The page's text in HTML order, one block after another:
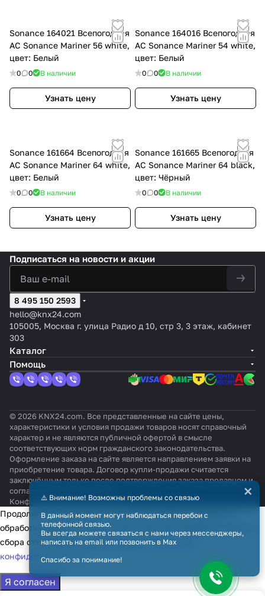
Sonance 164021 Всепогодная
АС Sonance Mariner 56 white,
цвет: Белый
0 0 В наличии
Узнать цену
Sonance 164016 Всепогодная
АС Sonance Mariner 54 white,
цвет: Белый
0 0 В наличии
Узнать цену
Sonance 161664 Всепогодная
АС Sonance Mariner 64 white,
цвет: Белый
0 0 В наличии
Узнать цену
Sonance 161665 Всепогодная
АС Sonance Mariner 64 black,
цвет: Чёрный
0 0 В наличии
Узнать цену
Подписаться на новости и акции
8 495 150 2593
hello@knx24.com
105005, Москва г. улица Радио д 10, стр 3, 3 этаж, кабинет
303
Каталог
Помощь
© 2026 KNX24.com. Все представленные на сайте цены,
характеристики и условия продажи товаров носят справочный
характер и не являются публичной офертой в смысле
соответствующих норм гражданского законодательства.
Оформление заказа на сайте является направлением заявки на
приобретение товара. Договор купли-продажи считается
заключённым только после подтверждения заказа продавцом и
согласования всех условий.
КонфиденциальностьОферта
⚠️ Внимание! Возможны проблемы со связью
В данный момент могут наблюдаться перебои с
телефонной связью.
Вы всегда можете связаться с нами через мессенджеры,
написать на email или позвонить в Max
Спасибо за понимание!
×
Продолжая использовать наш сайт, вы даёте согласие на
обработку файлов cookie в целях функционирования сайта и
сбора статистики в соответствии сполитикой
конфиденциальности
Я согласен